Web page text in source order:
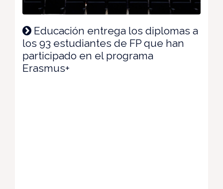
Educación entrega los diplomas a
los 93 estudiantes de FP que han
participado en el programa
Erasmus+